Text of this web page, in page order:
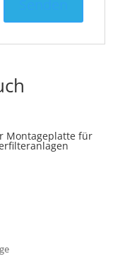
Montageplatte für